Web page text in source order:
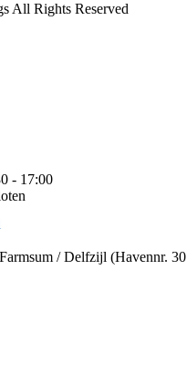
All Rights Reserved
- 17:00
/ Delfzijl (Havennr.